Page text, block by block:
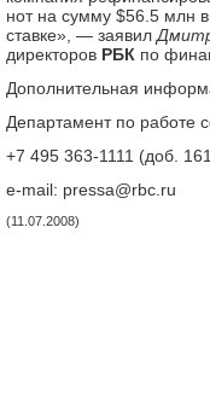
нот на сумму $56.5 млн
ставке», — заявил
директоров РБК по
Дополнительная
Департамент по работе
+7 495 363-1111 (доб.
e-mail: pressa@rbc.ru
(11.07.2008)